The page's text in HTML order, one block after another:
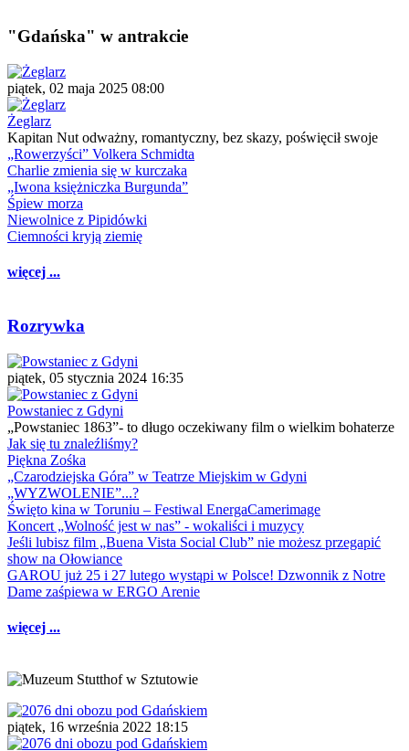
"Gdańska" w antrakcie
piątek, 02 maja 2025 08:00
Żeglarz
Kapitan Nut odważny, romantyczny, bez skazy, poświęcił swoje
„Rowerzyści” Volkera Schmidta
Charlie zmienia się w kurczaka
„Iwona księżniczka Burgunda”
Śpiew morza
Niewolnice z Pipidówki
Ciemności kryją ziemię
więcej ...
Rozrywka
piątek, 05 stycznia 2024 16:35
Powstaniec z Gdyni
„Powstaniec 1863”- to długo oczekiwany film o wielkim bohaterze
Jak się tu znaleźliśmy?
Piękna Zośka
„Czarodziejska Góra” w Teatrze Miejskim w Gdyni
„WYZWOLENIE”...?
Święto kina w Toruniu – Festiwal EnergaCamerimage
Koncert „Wolność jest w nas” - wokaliści i muzycy
Jeśli lubisz film „Buena Vista Social Club” nie możesz przegapić
show na Ołowiance
GAROU już 25 i 27 lutego wystąpi w Polsce! Dzwonnik z Notre
Dame zaśpiewa w ERGO Arenie
więcej ...
piątek, 16 września 2022 18:15